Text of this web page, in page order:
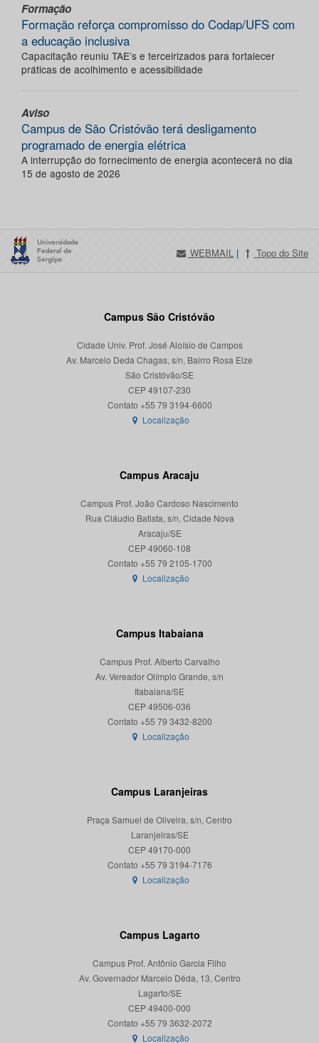
Formação
Formação reforça compromisso do Codap/UFS com
a educação inclusiva
Capacitação reuniu TAE’s e terceirizados para fortalecer
práticas de acolhimento e acessibilidade
Aviso
Campus de São Cristóvão terá desligamento
programado de energia elétrica
A interrupção do fornecimento de energia acontecerá no dia
15 de agosto de 2026
WEBMAIL | Topo do Site
Campus São Cristóvão
Cidade Univ. Prof. José Aloísio de Campos
Av. Marcelo Deda Chagas, s/n, Bairro Rosa Elze
São Cristóvão/SE
CEP 49107-230
Localização
Campus Aracaju
Campus Prof. João Cardoso Nascimento
Rua Cláudio Batista, s/n, Cidade Nova
Aracaju/SE
CEP 49060-108
Localização
Campus Itabaiana
Campus Prof. Alberto Carvalho
Av. Vereador Olímpio Grande, s/n
Itabaiana/SE
CEP 49506-036
Localização
Campus Laranjeiras
Praça Samuel de Oliveira, s/n, Centro
Laranjeiras/SE
CEP 49170-000
Localização
Campus Lagarto
Campus Prof. Antônio Garcia Filho
Av. Governador Marcelo Déda, 13, Centro
Lagarto/SE
CEP 49400-000
Localização